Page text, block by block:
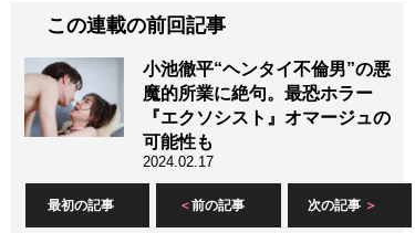
この連載の前回記事
小池徹平“ヘンタイ不倫男”の悪
魔的所業に絶句。最恐ホラー
『エクソシスト』オマージュの
可能性も
2024.02.17
最初の記事 前の記事 次の記事